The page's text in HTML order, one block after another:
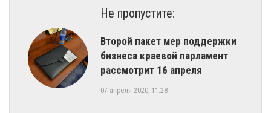
Не пропустите:
Второй пакет мер поддержки
бизнеса краевой парламент
рассмотрит 16 апреля
07 апреля 2020, 11:28